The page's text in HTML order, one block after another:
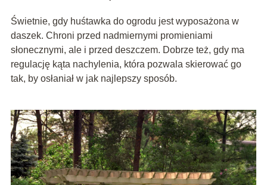
Świetnie, gdy huśtawka do ogrodu jest wyposażona w
daszek. Chroni przed nadmiernymi promieniami
słonecznymi, ale i przed deszczem. Dobrze też, gdy ma
regulację kąta nachylenia, która pozwala skierować go
tak, by osłaniał w jak najlepszy sposób.